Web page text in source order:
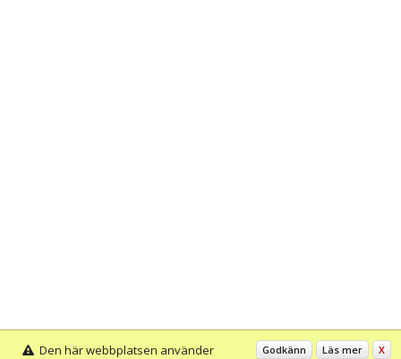
Godkänn Läs mer X
Den här webbplatsen använder